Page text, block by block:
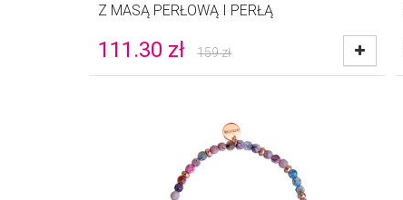
Z MASĄ PERŁOWĄ I PERŁĄ
111.30 zł 159zł